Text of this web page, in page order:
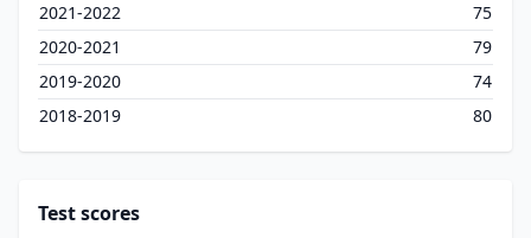
2021-2022
75
2020-2021
79
2019-2020
74
2018-2019
80
Test scores